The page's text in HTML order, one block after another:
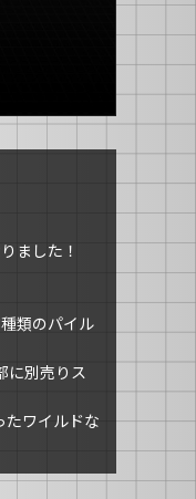
ました！
類のパイル
に別売りス
たワイルドな